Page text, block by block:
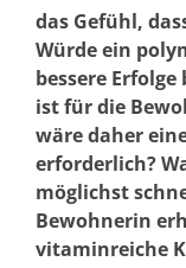
das Gefühl,
Würde ein
bessere
ist für die
wäre daher
erforderlich?
möglichst
Bewohnerin
vitaminreiche